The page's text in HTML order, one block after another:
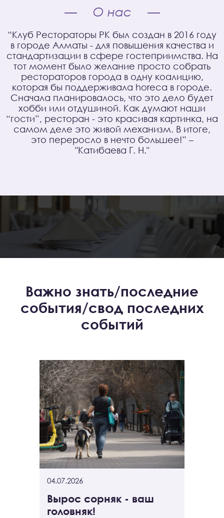
О нас
“Клуб Рестораторы РК был создан в 2016 году
в городе Алматы - для повышения качества и
стандартизации в сфере гостеприимства. На
тот момент было желание просто собрать
рестораторов города в одну коалицию,
которая бы поддерживала horeca в городе.
Сначала планировалось, что это дело будет
хобби или отдушиной. Как думают наши
“гости”, ресторан - это красивая картинка, на
самом деле это живой механизм. В итоге,
это переросло в нечто большее!” –
"Катибаева Г. Н."
Важно знать/последние
события/свод последних
событий
04.07.2026
Вырос сорняк - ваш
головняк!